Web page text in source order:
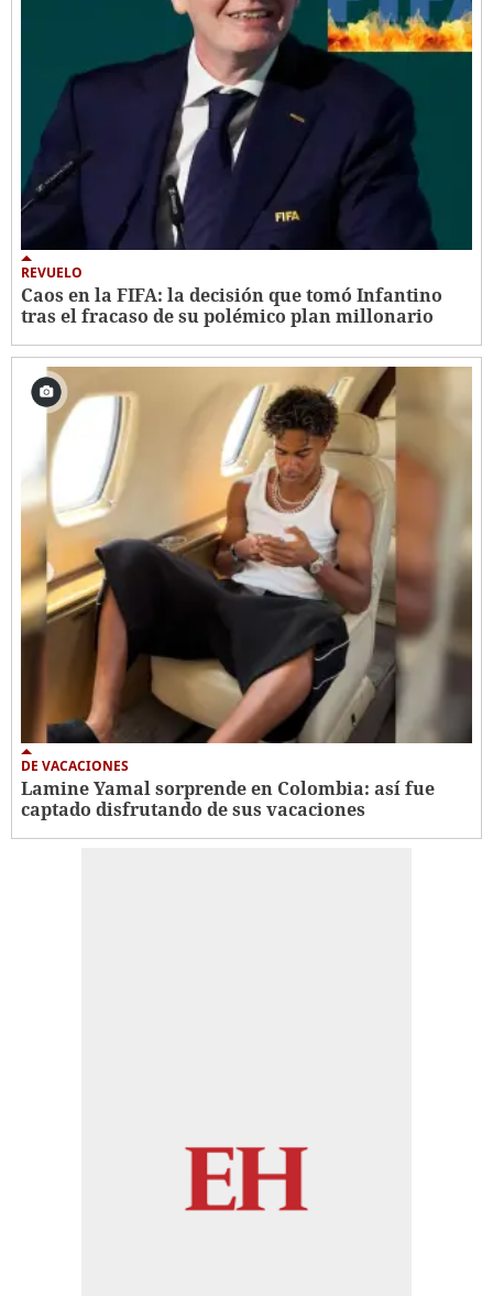
REVUELO
Caos en la FIFA: la decisión que tomó Infantino
tras el fracaso de su polémico plan millonario
DE VACACIONES
Lamine Yamal sorprende en Colombia: así fue
captado disfrutando de sus vacaciones